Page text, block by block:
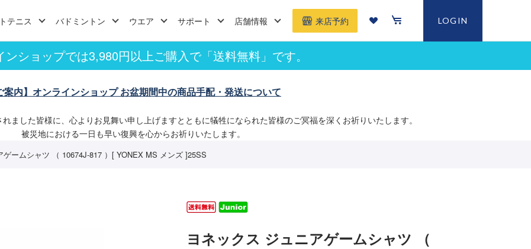
テニス バドミントン ウエア サポート 店舗情報 来店予約 LOGIN
ンショップでは3,980円以上ご購入で「送料無料」です。
案内】オンラインショップ お盆期間中の商品手配・発送について
ました皆様に、心よりお見舞い申し上げますとともに犠牲になられた皆様のご冥福を深くお祈りいたします。
被災地における一日も早い復興を心からお祈りいたします。
ゲームシャツ （ 10674J-817 ）[ YONEX MS メンズ ]25SS
ヨネックス ジュニアゲームシャツ （